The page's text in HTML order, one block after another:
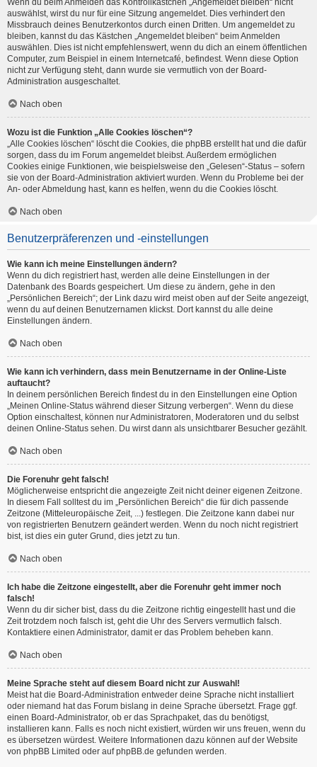
Wenn du beim Anmelden das Kontrollkästchen „Angemeldet bleiben“ nicht
auswählst, wirst du nur für eine Sitzung angemeldet. Dies verhindert den
Missbrauch deines Benutzerkontos durch einen Dritten. Um angemeldet zu
bleiben, kannst du das Kästchen „Angemeldet bleiben“ beim Anmelden
auswählen. Dies ist nicht empfehlenswert, wenn du dich an einem öffentlichen
Computer, zum Beispiel in einem Internetcafé, befindest. Wenn diese Option
nicht zur Verfügung steht, dann wurde sie vermutlich von der Board-
Administration ausgeschaltet.
Nach oben
Wozu ist die Funktion „Alle Cookies löschen“?
„Alle Cookies löschen“ löscht die Cookies, die phpBB erstellt hat und die dafür
sorgen, dass du im Forum angemeldet bleibst. Außerdem ermöglichen
Cookies einige Funktionen, wie beispielsweise den „Gelesen“-Status – sofern
sie von der Board-Administration aktiviert wurden. Wenn du Probleme bei der
An- oder Abmeldung hast, kann es helfen, wenn du die Cookies löscht.
Nach oben
Benutzerpräferenzen und -einstellungen
Wie kann ich meine Einstellungen ändern?
Wenn du dich registriert hast, werden alle deine Einstellungen in der
Datenbank des Boards gespeichert. Um diese zu ändern, gehe in den
„Persönlichen Bereich“; der Link dazu wird meist oben auf der Seite angezeigt,
wenn du auf deinen Benutzernamen klickst. Dort kannst du alle deine
Einstellungen ändern.
Nach oben
Wie kann ich verhindern, dass mein Benutzername in der Online-Liste
auftaucht?
In deinem persönlichen Bereich findest du in den Einstellungen eine Option
„Meinen Online-Status während dieser Sitzung verbergen“. Wenn du diese
Option einschaltest, können nur Administratoren, Moderatoren und du selbst
deinen Online-Status sehen. Du wirst dann als unsichtbarer Besucher gezählt.
Nach oben
Die Forenuhr geht falsch!
Möglicherweise entspricht die angezeigte Zeit nicht deiner eigenen Zeitzone.
In diesem Fall solltest du im „Persönlichen Bereich“ die für dich passende
Zeitzone (Mitteleuropäische Zeit, ...) festlegen. Die Zeitzone kann dabei nur
von registrierten Benutzern geändert werden. Wenn du noch nicht registriert
bist, ist dies ein guter Grund, dies jetzt zu tun.
Nach oben
Ich habe die Zeitzone eingestellt, aber die Forenuhr geht immer noch
falsch!
Wenn du dir sicher bist, dass du die Zeitzone richtig eingestellt hast und die
Zeit trotzdem noch falsch ist, geht die Uhr des Servers vermutlich falsch.
Kontaktiere einen Administrator, damit er das Problem beheben kann.
Nach oben
Meine Sprache steht auf diesem Board nicht zur Auswahl!
Meist hat die Board-Administration entweder deine Sprache nicht installiert
oder niemand hat das Forum bislang in deine Sprache übersetzt. Frage ggf.
einen Board-Administrator, ob er das Sprachpaket, das du benötigst,
installieren kann. Falls es noch nicht existiert, würden wir uns freuen, wenn du
es übersetzen würdest. Weitere Informationen dazu können auf der Website
von phpBB Limited oder aufphpBB.de gefunden werden.